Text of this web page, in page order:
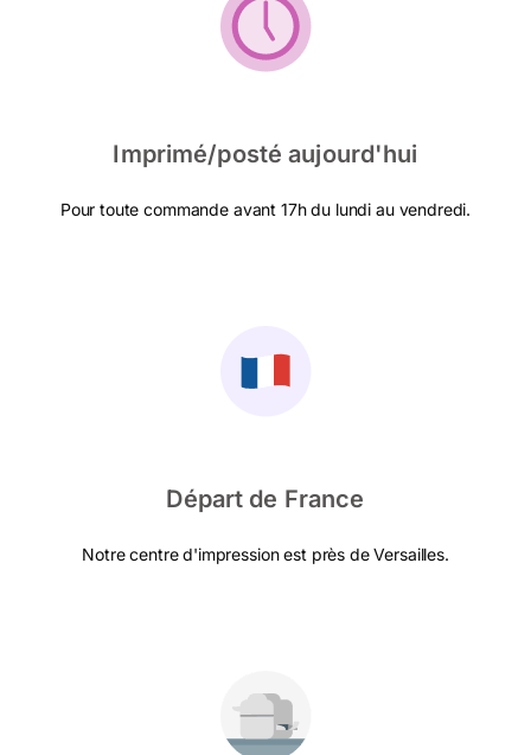
Imprimé/posté aujourd'hui
Pour toute commande avant 17h du lundi au vendredi.
Départ de France
Notre centre d'impression est près de Versailles.